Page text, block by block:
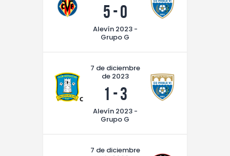
5-0
Alevín 2023 -
Grupo G
7 de diciembre
de 2023
1 -3
Alevín 2023 -
Grupo G
7 de diciembre